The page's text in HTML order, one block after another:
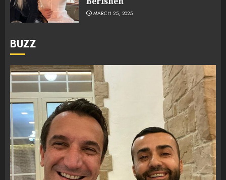
MARCH 25, 2025
BUZZ